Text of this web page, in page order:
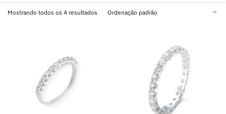
Mostrando todos os 4 resultados